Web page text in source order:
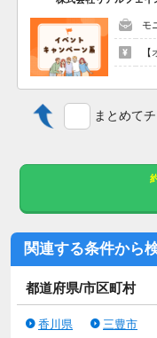
モ
まとめて
関連する条件から
都道府県/市区町村
香川県 三豊市